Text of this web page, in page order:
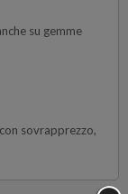
su gemme
sovrapprezzo,